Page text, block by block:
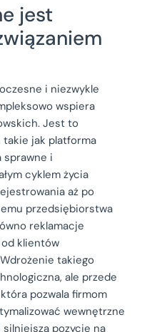
jest
i niezwykle
wspiera
Jest to
takie jak platforma
sprawne i
cyklem życia
aż po
przedsiębiorstwa
reklamacje
klientów
takiego
ale przede
pozwala firmom
wewnętrzne
pozycję na